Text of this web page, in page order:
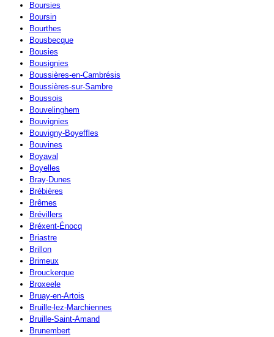
Boursies
Boursin
Bourthes
Bousbecque
Bousies
Bousignies
Boussières-en-Cambrésis
Boussières-sur-Sambre
Boussois
Bouvelinghem
Bouvignies
Bouvigny-Boyeffles
Bouvines
Boyaval
Boyelles
Bray-Dunes
Brébières
Brêmes
Brévillers
Bréxent-Énocq
Briastre
Brillon
Brimeux
Brouckerque
Broxeele
Bruay-en-Artois
Bruille-lez-Marchiennes
Bruille-Saint-Amand
Brunembert